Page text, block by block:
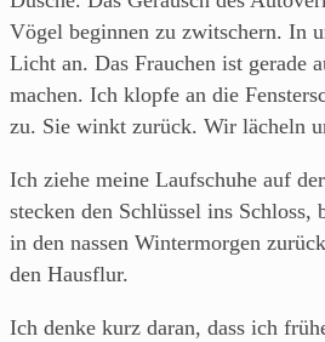
Vögel beginnen zu zwitschern. In
Licht an. Das Frauchen ist gerade
machen. Ich klopfe an die
zu. Sie winkt zurück. Wir lächeln
Ich ziehe meine Laufschuhe auf
stecken den Schlüssel ins
in den nassen Wintermorgen
den Hausflur.
Ich denke kurz daran, dass ich